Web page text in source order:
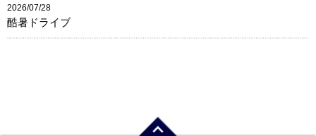
2026/07/28
酷暑ドライブ